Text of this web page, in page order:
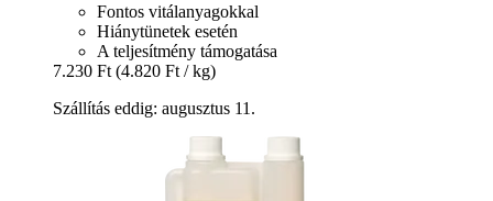
Fontos vitálanyagokkal
Hiánytünetek esetén
A teljesítmény támogatása
7.230 Ft (4.820 Ft / kg)
Szállítás eddig: augusztus 11.